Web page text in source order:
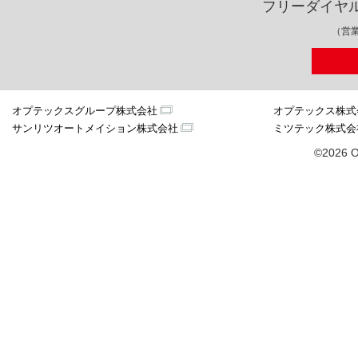
フリーダイヤ
（営
オプテックスグループ株式会社
オプテックス株
サンリツオートメイション株式会社
ミツテック株式
©2026